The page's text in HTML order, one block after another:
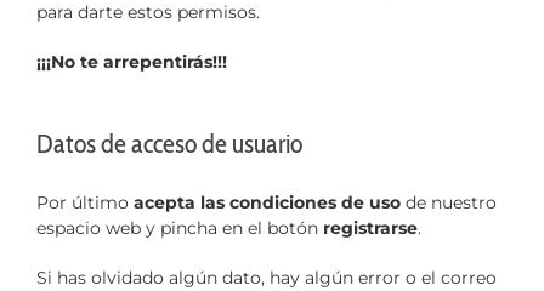
para darte estos permisos.
¡¡¡No te arrepentirás!!!
Datos de acceso de usuario
Por último acepta las condiciones de uso de nuestro
espacio web y pincha en el botón registrarse.
Si has olvidado algún dato, hay algún error o el correo